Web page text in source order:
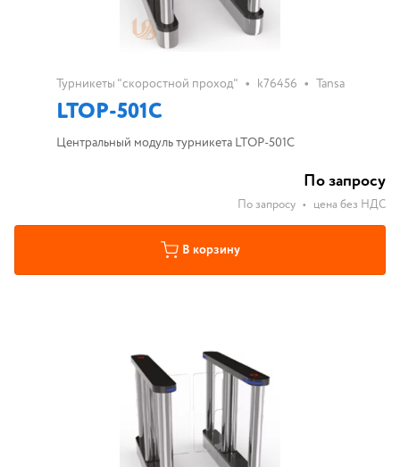
Турникеты "скоростной проход" • k76456 • Tansa
LTOP-501C
Центральный модуль турникета LTOP-501C
По запросу
По запросу • цена без НДС
В корзину